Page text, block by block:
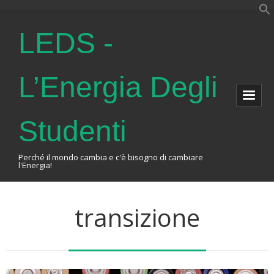
LEDS -
L’Energia Degli
Studenti
Perché il mondo cambia e c'è bisogno di cambiare
l'Energia!
The Association
transizione